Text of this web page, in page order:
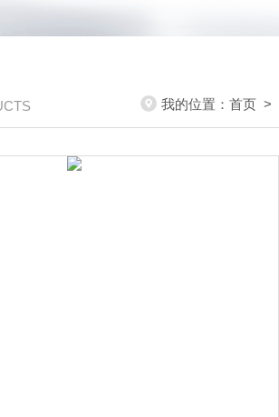
我的位置： 首页 >